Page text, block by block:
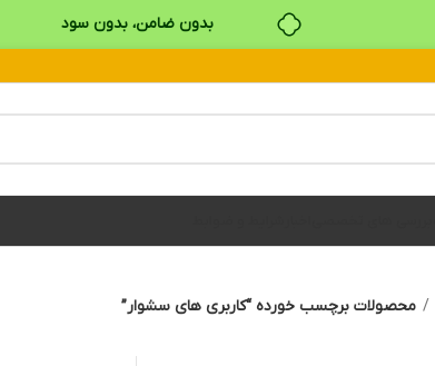
بدون ضامن، بدون سود
محصولات برچسب خورده “کاربری های سشوار”